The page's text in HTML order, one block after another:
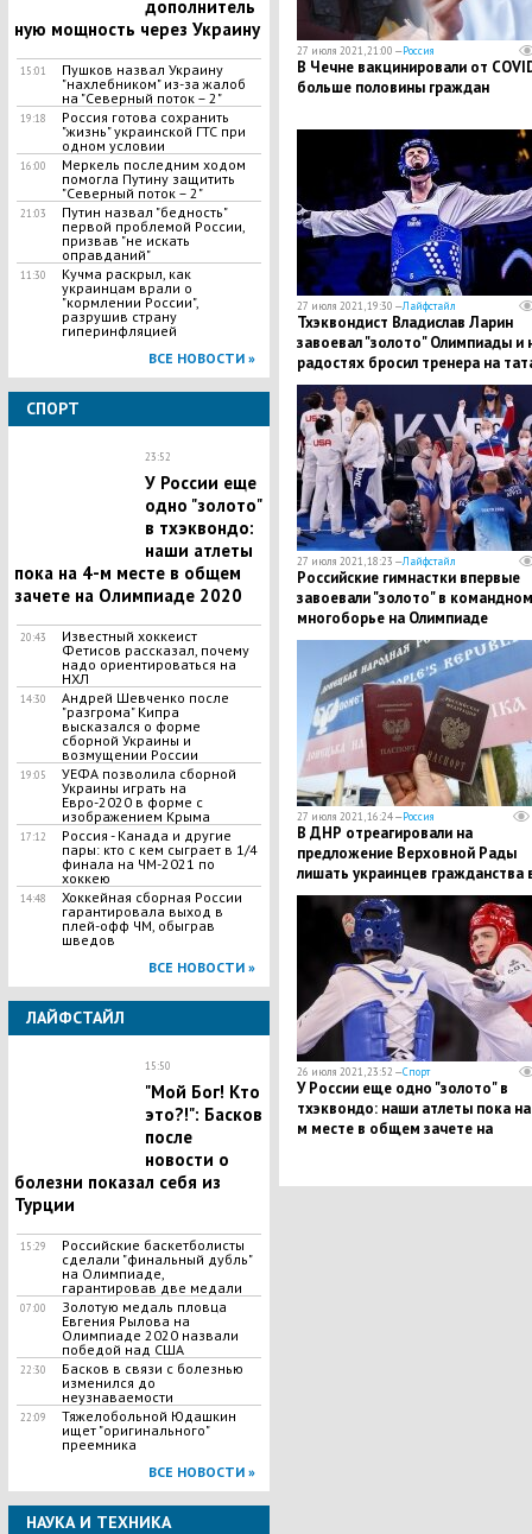
дополнитель
ную мощность через Украину
15:01
Пушков назвал Украину
"нахлебником" из-за жалоб
на "Северный поток – 2"
19:18
Россия готова сохранить
"жизнь" украинской ГТС при
одном условии
16:00
Меркель последним ходом
помогла Путину защитить
"Северный поток – 2"
21:03
Путин назвал "бедность"
первой проблемой России,
призвав "не искать
оправданий"
11:30
Кучма раскрыл, как
украинцам врали о
"кормлении России",
разрушив страну
гиперинфляцией
ВСЕ НОВОСТИ »
СПОРТ
23:52
У России еще
одно "золото"
в тхэквондо:
наши атлеты
пока на 4-м месте в общем
зачете на Олимпиаде 2020
20:43
Известный хоккеист
Фетисов рассказал, почему
надо ориентироваться на
НХЛ
14:30
Андрей Шевченко после
"разгрома" Кипра
высказался о форме
сборной Украины и
возмущении России
19:05
УЕФА позволила сборной
Украины играть на
Евро-2020 в форме с
изображением Крыма
17:12
Россия - Канада и другие
пары: кто с кем сыграет в 1/4
финала на ЧМ-2021 по
хоккею
14:48
Хоккейная сборная России
гарантировала выход в
плей-офф ЧМ, обыграв
шведов
ВСЕ НОВОСТИ »
ЛАЙФСТАЙЛ
15:50
​"Мой Бог! Кто
это?!": Басков
после
новости о
болезни показал себя из
Турции
15:29
​Российские баскетболисты
сделали "финальный дубль"
на Олимпиаде,
гарантировав две медали
07:00
Золотую медаль пловца
Евгения Рылова на
Олимпиаде 2020 назвали
победой над США
22:30
Басков в связи с болезнью
изменился до
неузнаваемости
22:09
Тяжелобольной Юдашкин
ищет "оригинального"
преемника
ВСЕ НОВОСТИ »
НАУКА И ТЕХНИКА
27 июля 2021, 21:00 —Россия
В Чечне вакцинировали от
больше половины граждан
27 июля 2021, 19:30 —Лайфстайл
​Тхэквондист Владислав Ларин
завоевал "золото" Олимпиады и
радостях бросил тренера на
27 июля 2021, 18:23 —Лайфстайл
Российские гимнастки впервые
завоевали "золото" в командном
многоборье на Олимпиаде
27 июля 2021, 16:24 —Россия
В ДНР отреагировали на
предложение Верховной Рады
лишать украинцев гражданства
связи с паспортом РФ
26 июля 2021, 23:52 —Спорт
У России еще одно "золото" в
тхэквондо: наши атлеты пока
м месте в общем зачете на